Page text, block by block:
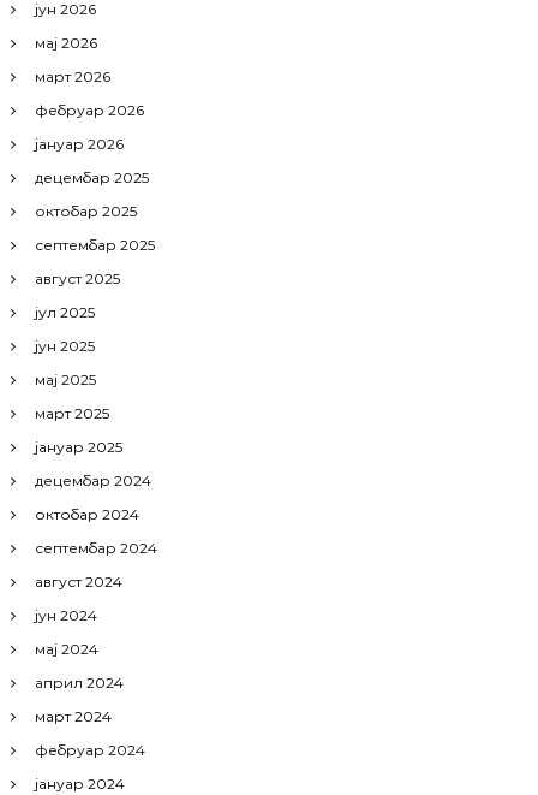
јун 2026
мај 2026
март 2026
фебруар 2026
јануар 2026
децембар 2025
октобар 2025
септембар 2025
август 2025
јул 2025
јун 2025
мај 2025
март 2025
јануар 2025
децембар 2024
октобар 2024
септембар 2024
август 2024
јун 2024
мај 2024
април 2024
март 2024
фебруар 2024
јануар 2024